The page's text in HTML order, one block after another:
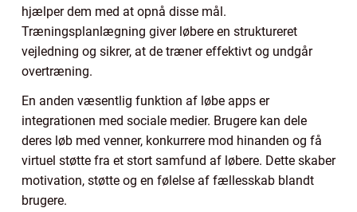
hjælper dem med at opnå disse mål.
Træningsplanlægning giver løbere en struktureret
vejledning og sikrer, at de træner effektivt og undgår
overtræning.
En anden væsentlig funktion af løbe apps er
integrationen med sociale medier. Brugere kan dele
deres løb med venner, konkurrere mod hinanden og få
virtuel støtte fra et stort samfund af løbere. Dette skaber
motivation, støtte og en følelse af fællesskab blandt
brugere.